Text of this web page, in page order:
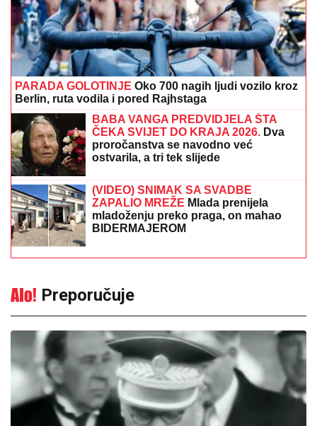
PARADA GOLOTINJE Oko 700 nagih ljudi vozilo kroz
Berlin, ruta vodila i pored Rajhstaga
BABA VANGA PREDVIDJELA ŠTA
ČEKA SVIJET DO KRAJA 2026. Dva
proročanstva se navodno već
ostvarila, a tri tek slijede
(VIDEO) SNIMAK SA SVADBE
ZAPALIO MREŽE Mlada prenijela
mladoženju preko praga, on mahao
BIDERMAJEROM
Preporučuje